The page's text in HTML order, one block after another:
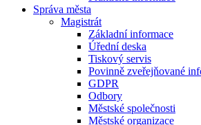
Správa města
Magistrát
Základní informace
Úřední deska
Tiskový servis
Povinně zveřejňované
GDPR
Odbory
Městské společnosti
Městské organizace